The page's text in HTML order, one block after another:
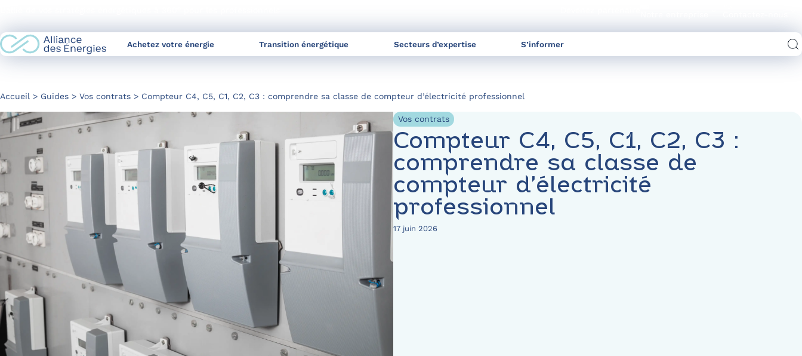
Content
Achetez votre énergie Transition énergétique Secteurs d’expertise S’informer
Accueil Guides Vos contrats Compteur C4, C5, C1, C2, C3 : comprendre sa classe de compteur d’électricité professionnel
Vos contrats
Compteur C4, C5, C1, C2, C3 :
comprendre sa classe de
compteur d’électricité
professionnel
17 juin 2026